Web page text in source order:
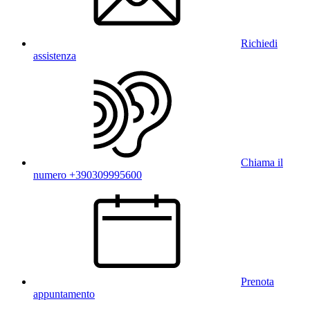
Richiedi
assistenza
Chiama il
numero +390309995600
Prenota
appuntamento